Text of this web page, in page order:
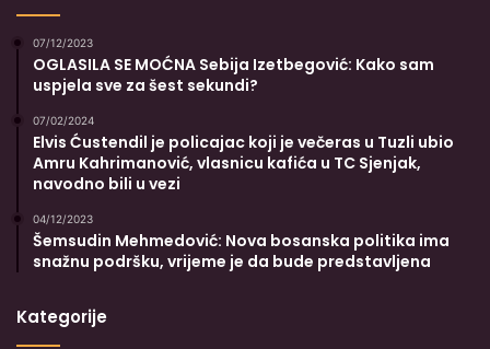
07/12/2023
OGLASILA SE MOĆNA Sebija Izetbegović: Kako sam
uspjela sve za šest sekundi?
07/02/2024
Elvis Ćustendil je policajac koji je večeras u Tuzli ubio
Amru Kahrimanović, vlasnicu kafića u TC Sjenjak,
navodno bili u vezi
04/12/2023
Šemsudin Mehmedović: Nova bosanska politika ima
snažnu podršku, vrijeme je da bude predstavljena
Kategorije